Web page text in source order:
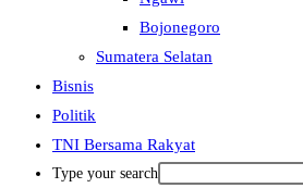
Bojonegoro
Sumatera Selatan
Bisnis
Politik
TNI Bersama Rakyat
Type your search